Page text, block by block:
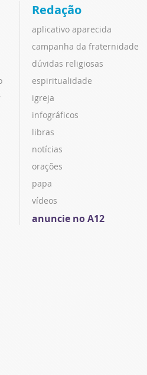
Redação
aplicativo aparecida
campanha da fraternidade
dúvidas religiosas
espiritualidade
igreja
infográficos
libras
notícias
orações
papa
vídeos
anuncie no A12